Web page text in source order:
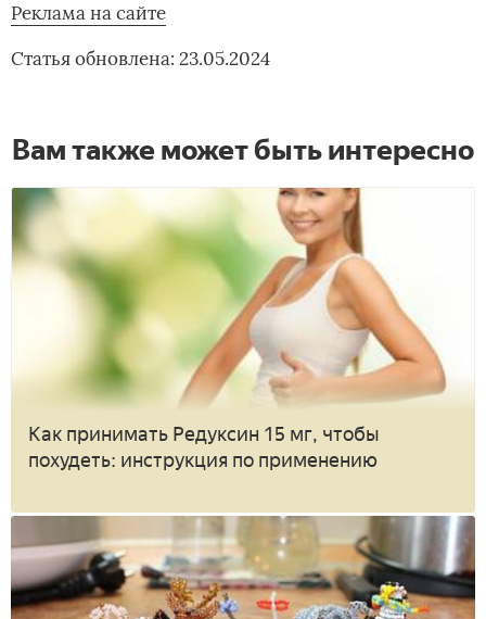
Реклама на сайте
Статья обновлена: 23.05.2024
Вам также может быть интересно
Как принимать Редуксин 15 мг, чтобы
похудеть: инструкция по применению